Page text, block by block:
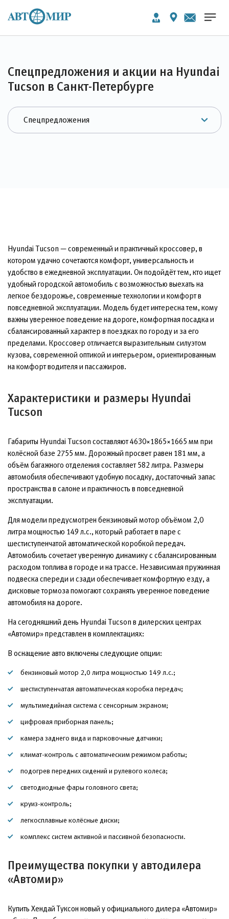
Спецпредложения и акции на Hyundai
Tucson в Санкт-Петербурге
Hyundai Tucson — современный и практичный кроссовер, в
котором удачно сочетаются комфорт, универсальность и
удобство в ежедневной эксплуатации. Он подойдёт тем, кто ищет
удобный городской автомобиль с возможностью выехать на
легкое бездорожье, современные технологии и комфорт в
повседневной эксплуатации. Модель будет интересна тем, кому
важны уверенное поведение на дороге, комфортная посадка и
сбалансированный характер в поездках по городу и за его
пределами. Кроссовер отличается выразительным силуэтом
кузова, современной оптикой и интерьером, ориентированным
на комфорт водителя и пассажиров.
Характеристики и размеры Hyundai
Tucson
Габариты Hyundai Tucson составляют 4630×1865×1665 мм при
колёсной базе 2755 мм. Дорожный просвет равен 181 мм, а
объём багажного отделения составляет 582 литра. Размеры
автомобиля обеспечивают удобную посадку, достаточный запас
пространства в салоне и практичность в повседневной
эксплуатации.
Для модели предусмотрен бензиновый мотор объёмом 2,0
литра мощностью 149 л.с., который работает в паре с
шестиступенчатой автоматической коробкой передач.
Автомобиль сочетает уверенную динамику с сбалансированным
расходом топлива в городе и на трассе. Независимая пружинная
подвеска спереди и сзади обеспечивает комфортную езду, а
дисковые тормоза помогают сохранять уверенное поведение
автомобиля на дороге.
На сегодняшний день Hyundai Tucson в дилерских центрах
«Автомир» представлен в комплектациях:
В оснащение авто включены следующие опции:
бензиновый мотор 2,0 литра мощностью 149 л.с.;
шестиступенчатая автоматическая коробка передач;
мультимедийная система с сенсорным экраном;
цифровая приборная панель;
камера заднего вида и парковочные датчики;
климат-контроль с автоматическим режимом работы;
подогрев передних сидений и рулевого колеса;
светодиодные фары головного света;
круиз-контроль;
легкосплавные колёсные диски;
комплекс систем активной и пассивной безопасности.
Преимущества покупки у автодилера
«Автомир»
Купить Хендай Туксон новый у официального дилера «Автомир»